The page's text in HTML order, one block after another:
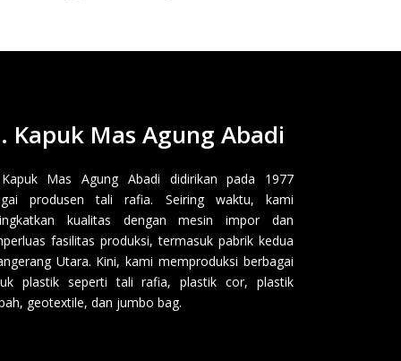
Kapuk Mas Agung Abadi
Mas Agung Abadi didirikan pada 1977
produsen tali rafia. Seiring waktu, kami
kualitas dengan mesin impor dan
fasilitas produksi, termasuk pabrik kedua
Utara. Kini, kami memproduksi berbagai
plastik seperti tali rafia, plastik cor, plastik
geotextile, dan jumbo bag.